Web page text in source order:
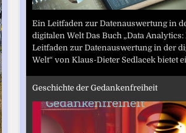
Ein Leitfaden zur Datenauswertung in
digitalen Welt Das Buch „Data Analytics:
Leitfaden zur Datenauswertung in der
Welt“ von Klaus-Dieter Sedlacek bietet
Geschichte der Gedankenfreiheit